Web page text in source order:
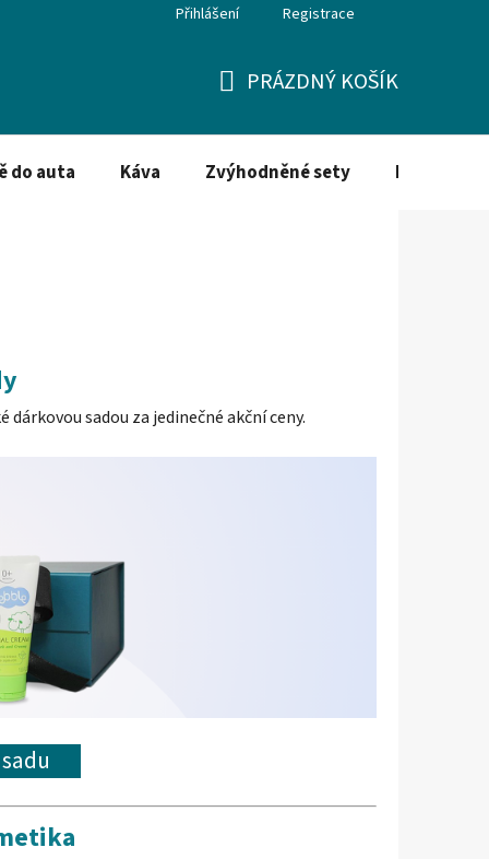
Přihlášení Registrace
KOŠÍK
PRÁZDNÝ KOŠÍK
do auta Káva Zvýhodněné sety Dezinfekce
sadou za jedinečné akční ceny.